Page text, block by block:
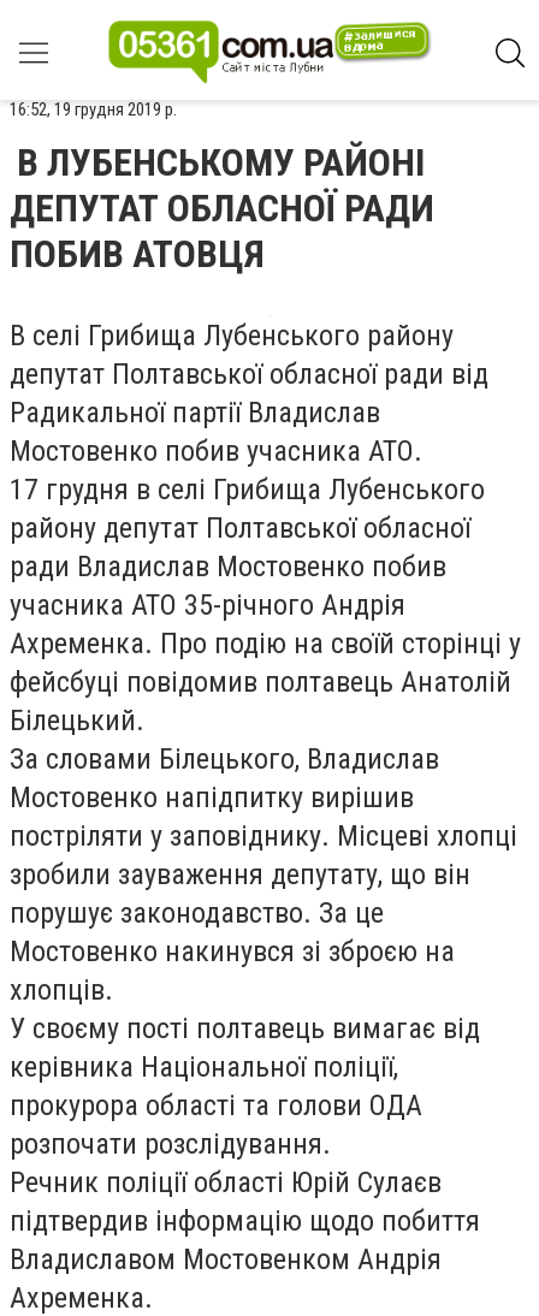
16:52, 19 грудня 2019 р.
В ЛУБЕНСЬКОМУ РАЙОНІ
ДЕПУТАТ ОБЛАСНОЇ РАДИ
ПОБИВ АТОВЦЯ
В селі Грибища Лубенського району
депутат Полтавської обласної ради від
Радикальної партії Владислав
Мостовенко побив учасника АТО.
17 грудня в селі Грибища Лубенського
району депутат Полтавської обласної
ради Владислав Мостовенко побив
учасника АТО 35-річного Андрія
Ахременка. Про подію на своїй сторінці у
фейсбуці повідомив полтавець Анатолій
Білецький.
За словами Білецького, Владислав
Мостовенко напідпитку вирішив
постріляти у заповіднику. Місцеві хлопці
зробили зауваження депутату, що він
порушує законодавство. За це
Мостовенко накинувся зі зброєю на
хлопців.
У своєму пості полтавець вимагає від
керівника Національної поліції,
прокурора області та голови ОДА
розпочати розслідування.
Речник поліції області Юрій Сулаєв
підтвердив інформацію щодо побиття
Владиславом Мостовенком Андрія
Ахременка.